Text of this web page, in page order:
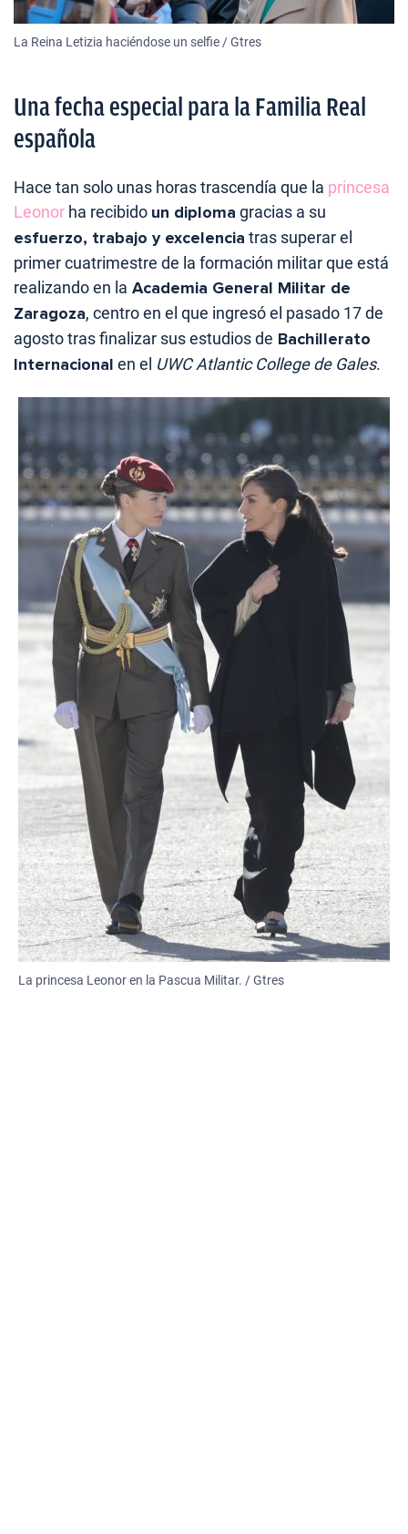
La Reina Letizia haciéndose un selfie / Gtres
Una fecha especial para la Familia Real
española
Hace tan solo unas horas trascendía que la princesa
Leonor ha recibido un diploma gracias a su
esfuerzo, trabajo y excelencia tras superar el
primer cuatrimestre de la formación militar que está
realizando en la Academia General Militar de
Zaragoza, centro en el que ingresó el pasado 17 de
agosto tras finalizar sus estudios de Bachillerato
Internacional en el UWC Atlantic College de Gales.
La princesa Leonor en la Pascua Militar. / Gtres